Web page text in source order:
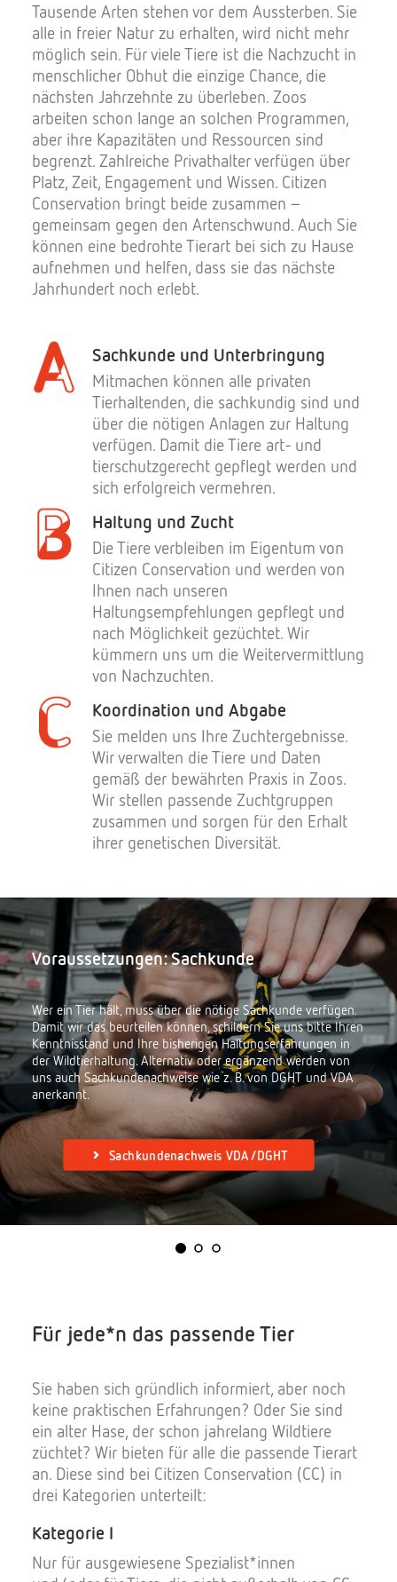
Tausende Arten stehen vor dem Aussterben. Sie
alle in freier Natur zu erhalten, wird nicht mehr
möglich sein. Für viele Tiere ist die Nachzucht in
menschlicher Obhut die einzige Chance, die
nächsten Jahrzehnte zu überleben. Zoos
arbeiten schon lange an solchen Programmen,
aber ihre Kapazitäten und Ressourcen sind
begrenzt. Zahlreiche Privathalter verfügen über
Platz, Zeit, Engagement und Wissen. Citizen
Conservation bringt beide zusammen –
gemeinsam gegen den Artenschwund. Auch Sie
können eine bedrohte Tierart bei sich zu Hause
aufnehmen und helfen, dass sie das nächste
Jahrhundert noch erlebt.
Sachkunde und Unterbringung
Mitmachen können alle privaten
Tierhaltenden, die sachkundig sind und
über die nötigen Anlagen zur Haltung
verfügen. Damit die Tiere art- und
tierschutzgerecht gepflegt werden und
sich erfolgreich vermehren.
Haltung und Zucht
Die Tiere verbleiben im Eigentum von
Citizen Conservation und werden von
Ihnen nach unseren
Haltungsempfehlungen gepflegt und
nach Möglichkeit gezüchtet. Wir
kümmern uns um die Weitervermittlung
von Nachzuchten.
Koordination und Abgabe
Sie melden uns Ihre Zuchtergebnisse.
Wir verwalten die Tiere und Daten
gemäß der bewährten Praxis in Zoos.
Wir stellen passende Zuchtgruppen
zusammen und sorgen für den Erhalt
ihrer genetischen Diversität.
Voraussetzungen: Sachkunde
Wer ein Tier hält, muss über die nötige Sachkunde verfügen.
Damit wir das beurteilen können, schildern Sie uns bitte Ihren
Kenntnisstand und Ihre bisherigen Haltungserfahrungen in
der Wildtierhaltung. Alternativ oder ergänzend werden von
uns auch Sachkundenachweise wie z. B. von DGHT und VDA
anerkannt.
Sachkundenachweis VDA/DGHT
Für jede*n das passende Tier
Sie haben sich gründlich informiert, aber noch
keine praktischen Erfahrungen? Oder Sie sind
ein alter Hase, der schon jahrelang Wildtiere
züchtet? Wir bieten für alle die passende Tierart
an. Diese sind bei Citizen Conservation (CC) in
drei Kategorien unterteilt:
Kategorie I
Nur für ausgewiesene Spezialist*innen